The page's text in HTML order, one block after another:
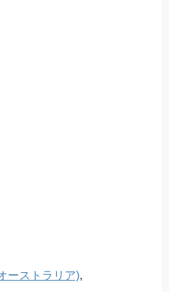
ーストラリア),